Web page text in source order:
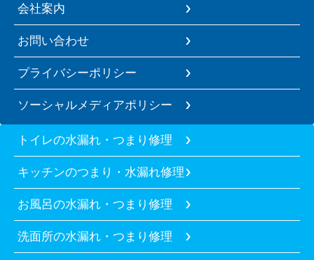
会社案内
お問い合わせ
プライバシーポリシー
ソーシャルメディアポリシー
トイレの水漏れ・つまり修理
キッチンのつまり・水漏れ修理
お風呂の水漏れ・つまり修理
洗面所の水漏れ・つまり修理